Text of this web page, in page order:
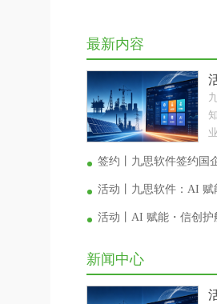
最新内容
签约丨九思软件签约国
活动丨九思软件：AI
活动丨AI 赋能・信创
新闻中心